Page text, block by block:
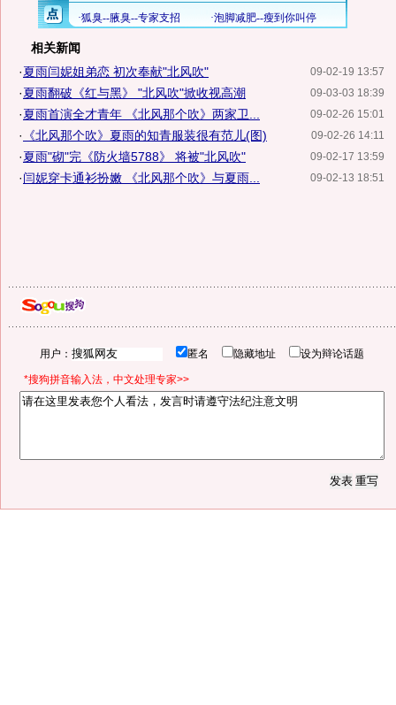
相关新闻
09-02-19 13:57
·夏雨闫妮姐弟恋 初次奉献"北风吹"
09-03-03 18:39
·夏雨翻破《红与黑》 "北风吹"掀收视高潮
09-02-26 15:01
·夏雨首演全才青年 《北风那个吹》两家卫...
09-02-26 14:11
· 《北风那个吹》夏雨的知青服装很有范儿(图)
09-02-17 13:59
·夏雨"砌"完《防火墙5788》 将被"北风吹"
09-02-13 18:51
·闫妮穿卡通衫扮嫩 《北风那个吹》与夏雨...
用户： 匿名 隐藏地址 设为辩论话题
*搜狗拼音输入法，中文处理专家>>